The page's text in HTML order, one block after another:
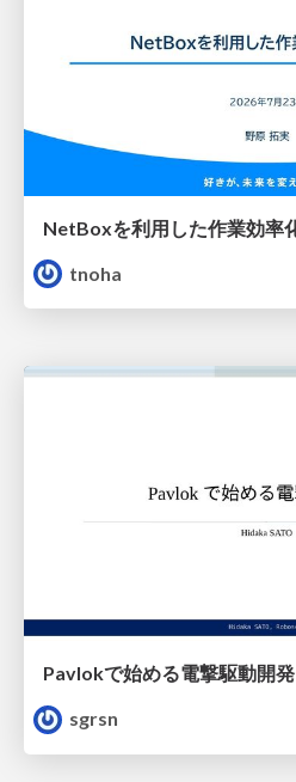
tnoha
Pavlokで始める電撃駆動開発
sgrsn